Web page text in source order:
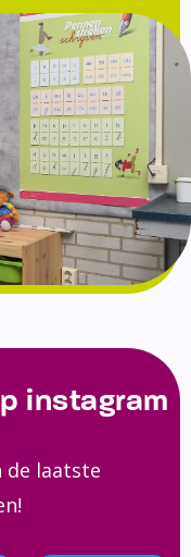
instagram
de laatste